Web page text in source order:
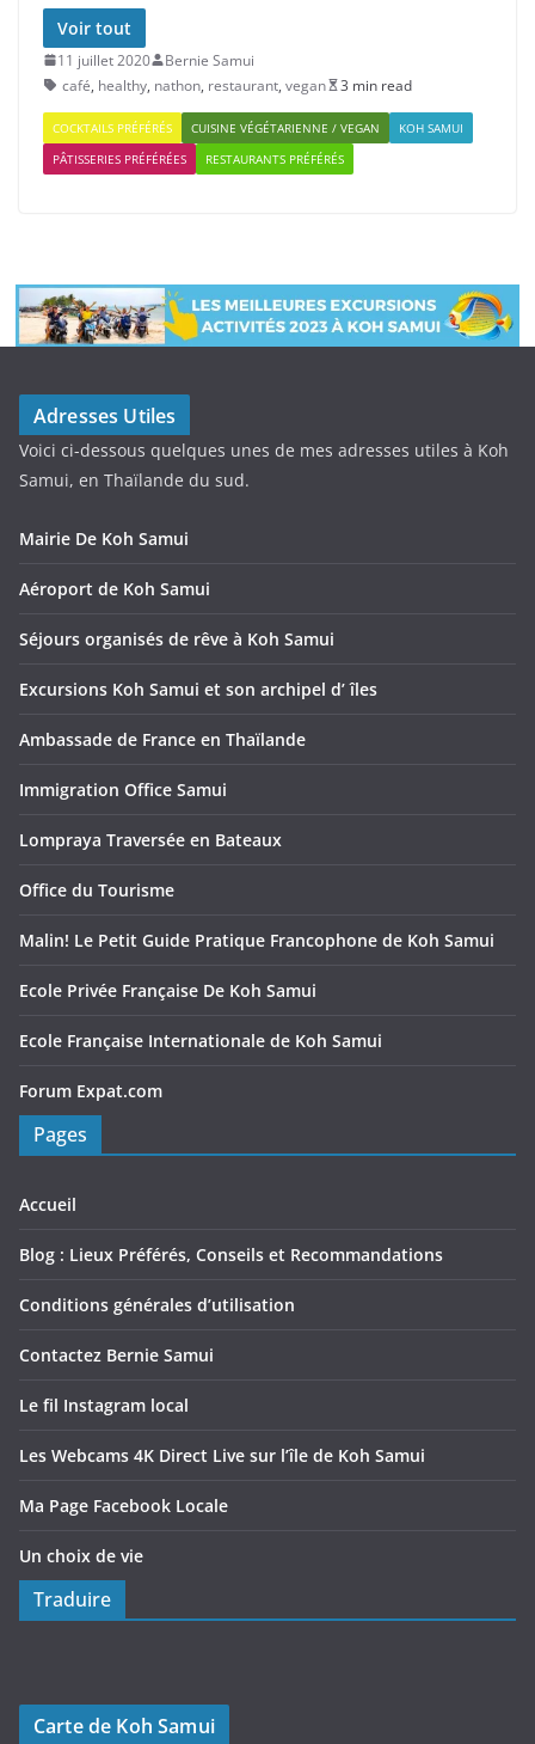
Voir tout
11 juillet 2020
Bernie Samui
café, healthy, nathon, restaurant, vegan 3 min read
COCKTAILS PRÉFÉRÉS CUISINE VÉGÉTARIENNE / VEGAN
KOH SAMUI
PÂTISSERIES PRÉFÉRÉES
RESTAURANTS PRÉFÉRÉS
Adresses Utiles
Voici ci-dessous quelques unes de mes adresses utiles à Koh
Samui, en Thaïlande du sud.
Mairie De Koh Samui
Aéroport de Koh Samui
Séjours organisés de rêve à Koh Samui
Excursions Koh Samui et son archipel d’ îles
Ambassade de France en Thaïlande
Immigration Office Samui
Lompraya Traversée en Bateaux
Office du Tourisme
Malin! Le Petit Guide Pratique Francophone de Koh Samui
Ecole Privée Française De Koh Samui
Ecole Française Internationale de Koh Samui
Forum Expat.com
Pages
Accueil
Blog : Lieux Préférés, Conseils et Recommandations
Conditions générales d’utilisation
Contactez Bernie Samui
Le fil Instagram local
Les Webcams 4K Direct Live sur l’île de Koh Samui
Ma Page Facebook Locale
Un choix de vie
Traduire
Carte de Koh Samui